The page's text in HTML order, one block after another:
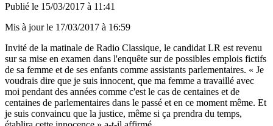
Publié le 15/03/2017 à 11:41
Mis à jour le 17/03/2017 à 16:59
Invité de la matinale de Radio Classique, le candidat LR est revenu
sur sa mise en examen dans l'enquête sur de possibles emplois fictifs
de sa femme et de ses enfants comme assistants parlementaires. « Je
voudrais dire que je suis innocent, que ma femme a travaillé avec
moi pendant des années comme c'est le cas de centaines et de
centaines de parlementaires dans le passé et en ce moment même. Et
je suis convaincu que la justice, même si ça prendra du temps,